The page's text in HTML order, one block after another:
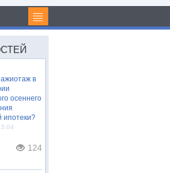
в
осеннего
ипотеки?
124